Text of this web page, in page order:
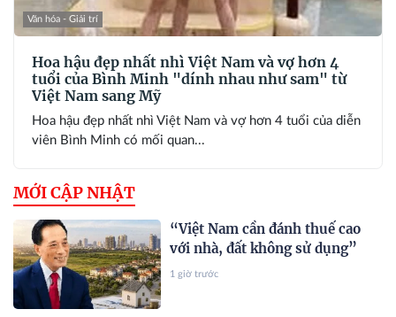
Văn hóa - Giải trí
Hoa hậu đẹp nhất nhì Việt Nam và vợ hơn 4
tuổi của Bình Minh "dính nhau như sam" từ
Việt Nam sang Mỹ
Hoa hậu đẹp nhất nhì Việt Nam và vợ hơn 4 tuổi của diễn
viên Bình Minh có mối quan...
MỚI CẬP NHẬT
“Việt Nam cần đánh thuế cao
với nhà, đất không sử dụng”
1 giờ trước